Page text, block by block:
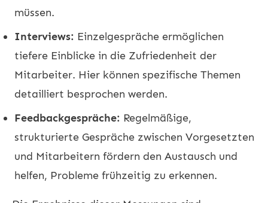
müssen.
Interviews: Einzelgespräche ermöglichen
tiefere Einblicke in die Zufriedenheit der
Mitarbeiter. Hier können spezifische Themen
detailliert besprochen werden.
Feedbackgespräche: Regelmäßige,
strukturierte Gespräche zwischen Vorgesetzten
und Mitarbeitern fördern den Austausch und
helfen, Probleme frühzeitig zu erkennen.